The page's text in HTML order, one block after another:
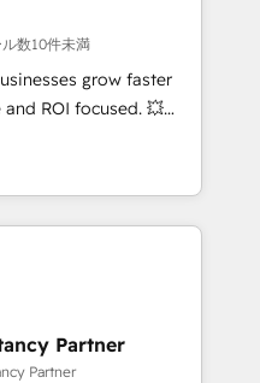
📈 End-to-
marketing and
enablement tools
strategies with
and 2,000+
across marketing,
数10件未満
grow faster
ROI focused. 💥
with your teams to
and improve user
marketing results.
optimising your
HubSpot
your teams to be
Partner
Partner